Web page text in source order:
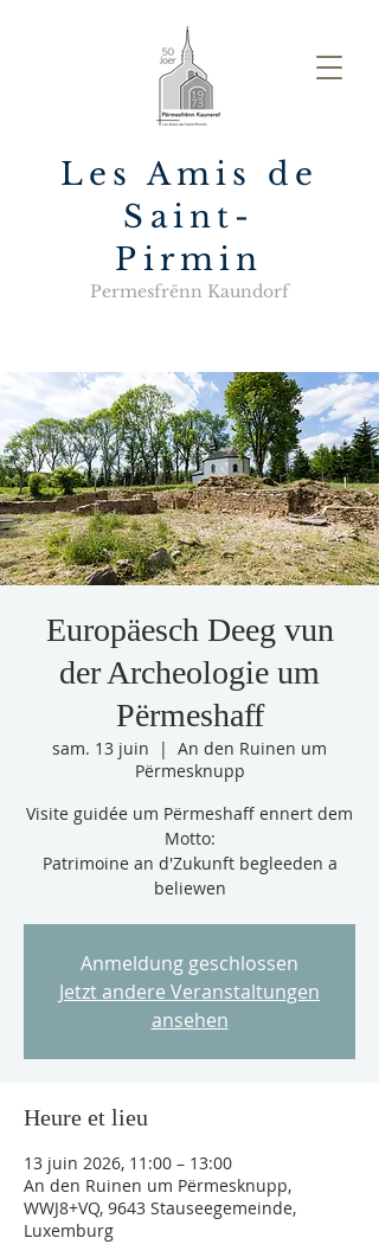
Les Amis de
Saint-
Pirmin
Permesfrënn Kaundorf
Europäesch Deeg vun
der Archeologie um
Përmeshaff
sam. 13 juin
  |
An den Ruinen um
Përmesknupp
Visite guidée um Përmeshaff ennert dem
Motto:
Patrimoine an d'Zukunft begleeden a
beliewen
Anmeldung geschlossen
Jetzt andere Veranstaltungen
ansehen
Heure et lieu
13 juin 2026, 11:00 – 13:00
An den Ruinen um Përmesknupp,
WWJ8+VQ, 9643 Stauseegemeinde,
Luxemburg